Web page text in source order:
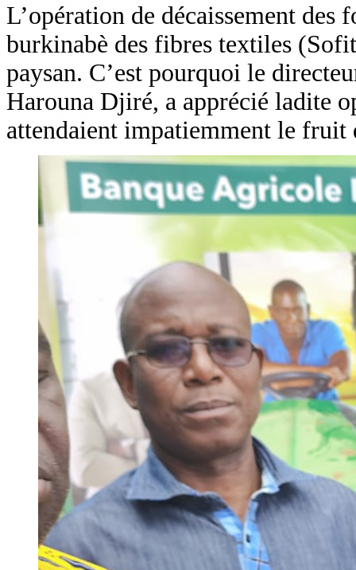
L’opération de décaissement
burkinabè des fibres textiles
paysan. C’est pourquoi le
Harouna Djiré, a apprécié ladite
attendaient impatiemment le fruit